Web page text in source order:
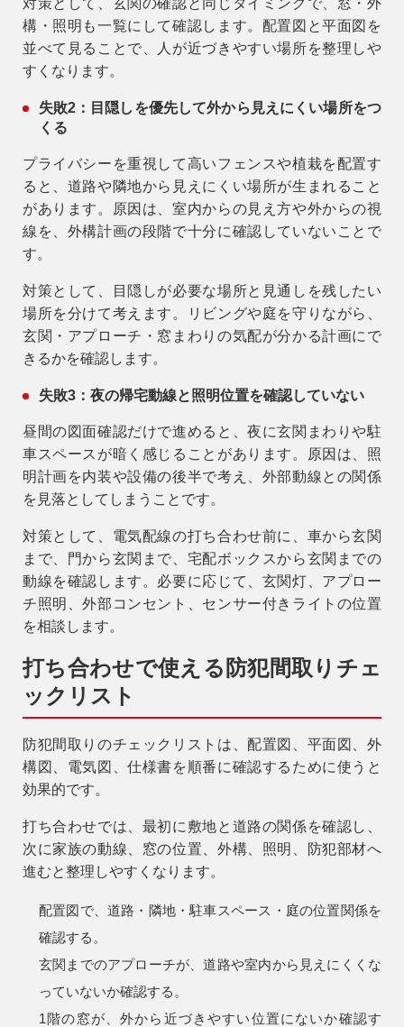
対策として、玄関の確認と同じタイミングで、窓・外
構・照明も一覧にして確認します。配置図と平面図を
並べて見ることで、人が近づきやすい場所を整理しや
すくなります。
失敗2：目隠しを優先して外から見えにくい場所をつ
くる
プライバシーを重視して高いフェンスや植栽を配置す
ると、道路や隣地から見えにくい場所が生まれること
があります。原因は、室内からの見え方や外からの視
線を、外構計画の段階で十分に確認していないことで
す。
対策として、目隠しが必要な場所と見通しを残したい
場所を分けて考えます。リビングや庭を守りながら、
玄関・アプローチ・窓まわりの気配が分かる計画にで
きるかを確認します。
失敗3：夜の帰宅動線と照明位置を確認していない
昼間の図面確認だけで進めると、夜に玄関まわりや駐
車スペースが暗く感じることがあります。原因は、照
明計画を内装や設備の後半で考え、外部動線との関係
を見落としてしまうことです。
対策として、電気配線の打ち合わせ前に、車から玄関
まで、門から玄関まで、宅配ボックスから玄関までの
動線を確認します。必要に応じて、玄関灯、アプロー
チ照明、外部コンセント、センサー付きライトの位置
を相談します。
打ち合わせで使える防犯間取りチェ
ックリスト
防犯間取りのチェックリストは、配置図、平面図、外
構図、電気図、仕様書を順番に確認するために使うと
効果的です。
打ち合わせでは、最初に敷地と道路の関係を確認し、
次に家族の動線、窓の位置、外構、照明、防犯部材へ
進むと整理しやすくなります。
配置図で、道路・隣地・駐車スペース・庭の位置関係を
確認する。
玄関までのアプローチが、道路や室内から見えにくくな
っていないか確認する。
1階の窓が、外から近づきやすい位置にないか確認す